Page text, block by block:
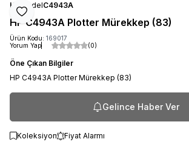
Favoriye Ekle
HPModelC4943A
HP C4943A Plotter Mürekkep (83)
Ürün Kodu: 169017
Yorum Yap
(0)
Öne Çıkan Bilgiler
HP C4943A Plotter Mürekkep (83)
Gelince Haber Ver
Koleksiyon Fiyat Alarmı